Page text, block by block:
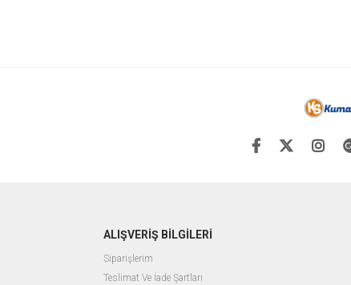
ALIŞVERİŞ BİLGİLERİ
Siparişlerim
Teslimat Ve İade Şartları